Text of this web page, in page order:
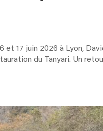
et 17 juin 2026 à Lyon,
du Tanyari. Un